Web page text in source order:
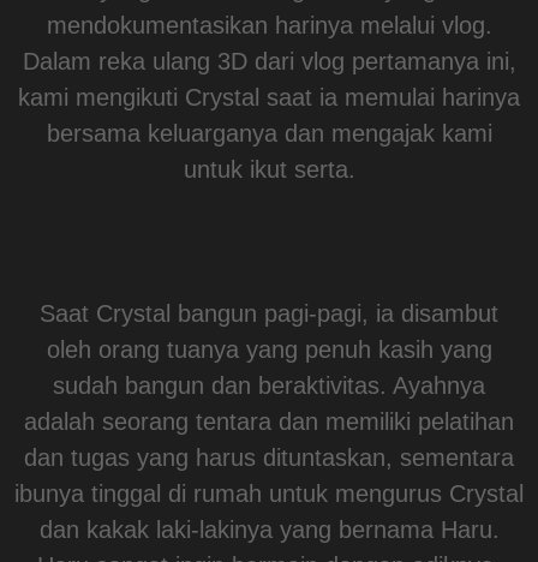
mendokumentasikan harinya melalui vlog.
Dalam reka ulang 3D dari vlog pertamanya ini,
kami mengikuti Crystal saat ia memulai harinya
bersama keluarganya dan mengajak kami
untuk ikut serta.
Saat Crystal bangun pagi-pagi, ia disambut
oleh orang tuanya yang penuh kasih yang
sudah bangun dan beraktivitas. Ayahnya
adalah seorang tentara dan memiliki pelatihan
dan tugas yang harus dituntaskan, sementara
ibunya tinggal di rumah untuk mengurus Crystal
dan kakak laki-lakinya yang bernama Haru.